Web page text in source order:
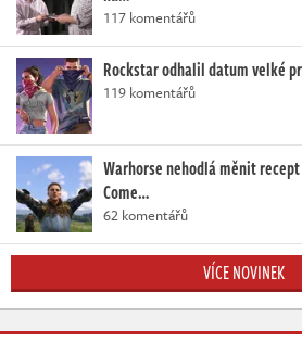
117 komentářů
Rockstar odhalil datum velké
119 komentářů
Warhorse nehodlá měnit
Come…
62 komentářů
VÍCE NOVINEK